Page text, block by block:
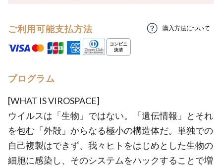
ご利用可能支払方法 購入方法について
プログラム
[WHAT IS VIROSPACE]
ウイルスは「生物」ではない。「遺伝情報」とそれ
を包む「外殻」からなる極小の構造体だ。単独での
自己複製はできず、我々ヒトをはじめとした生物の
細胞に感染し、そのシステムをハックすることで増